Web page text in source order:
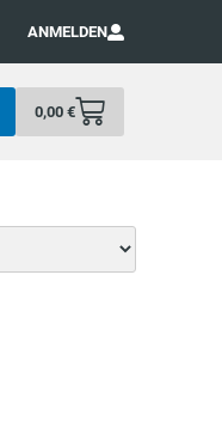
ANMELDEN
0,00 €